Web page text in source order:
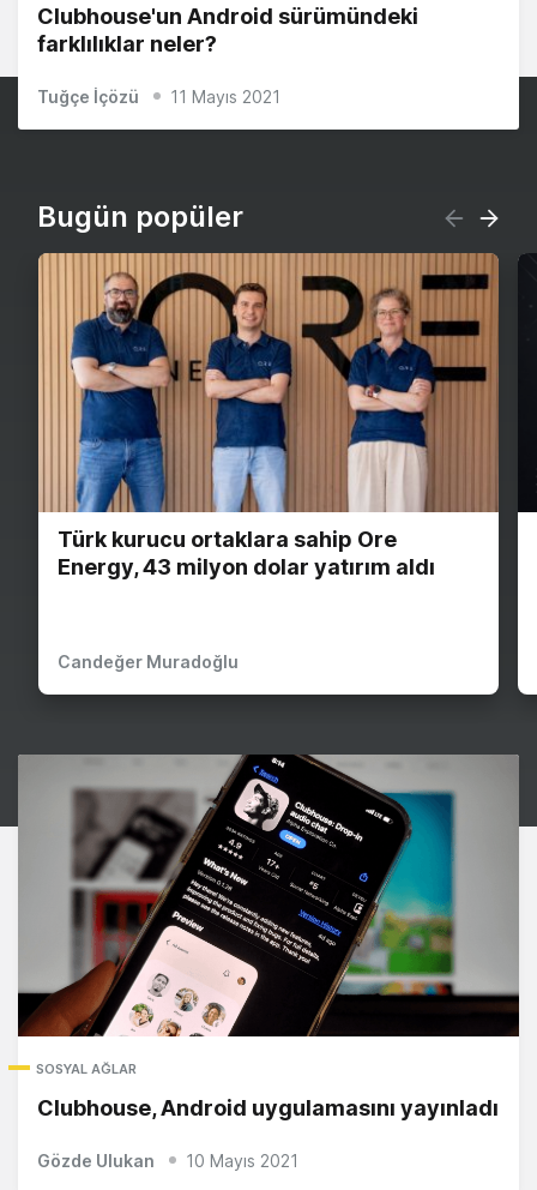
Clubhouse'un Android sürümündeki
farklılıklar neler?
Tuğçe İçözü 11 Mayıs 2021
Bugün popüler
Türk kurucu ortaklara sahip Ore
Energy, 43 milyon dolar yatırım aldı
Candeğer Muradoğlu
SOSYAL AĞLAR
Clubhouse, Android uygulamasını yayınladı
Gözde Ulukan 10 Mayıs 2021